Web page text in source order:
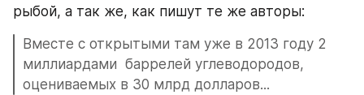
рыбой, а так же, как пишут те же авторы:
Вместе с открытыми там уже в 2013 году 2
миллиардами  баррелей углеводородов,
оцениваемых в 30 млрд долларов...